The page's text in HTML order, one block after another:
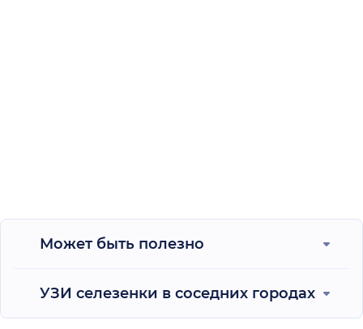
Может быть полезно
УЗИ селезенки в соседних городах